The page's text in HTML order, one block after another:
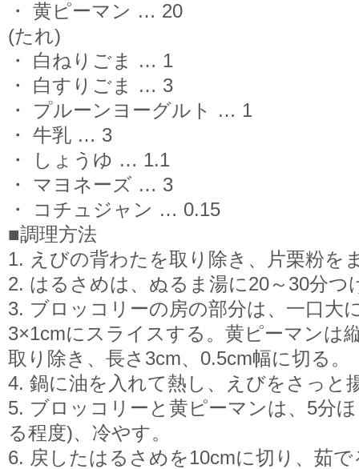
・ 黄ピーマン … 20
(たれ)
・ 白ねりごま … 1
・ 白すりごま … 3
・ プルーンヨーグルト … 1
・ 牛乳 … 3
・ しょうゆ … 1.1
・ マヨネーズ … 3
・ コチュジャン … 0.15
■調理方法
1. えびの背わたを取り除き、片栗粉を
2. はるさめは、ぬるま湯に20～30分つ
3. ブロッコリーの房の部分は、一口大
3×1cmにスライスする。黄ピーマンは
取り除き、長さ3cm、0.5cm幅に切る。
4. 鍋に油を入れて熱し、えびをさっと
5. ブロッコリーと黄ピーマンは、5分
る程度)、冷やす。
6. 戻したはるさめを10cmに切り、茹